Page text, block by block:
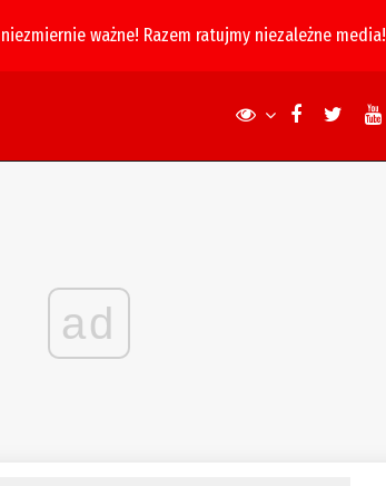
ważne! Razem ratujmy niezależne media!
ad